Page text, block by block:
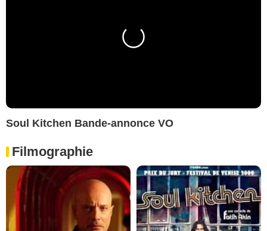
Soul Kitchen Bande-annonce VO
Filmographie